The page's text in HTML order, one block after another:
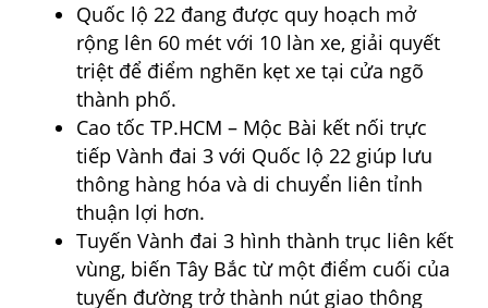
Quốc lộ 22 đang được quy hoạch mở
rộng lên 60 mét với 10 làn xe, giải quyết
triệt để điểm nghẽn kẹt xe tại cửa ngõ
thành phố.
Cao tốc TP.HCM – Mộc Bài kết nối trực
tiếp Vành đai 3 với Quốc lộ 22 giúp lưu
thông hàng hóa và di chuyển liên tỉnh
thuận lợi hơn.
Tuyến Vành đai 3 hình thành trục liên kết
vùng, biến Tây Bắc từ một điểm cuối của
tuyến đường trở thành nút giao thông